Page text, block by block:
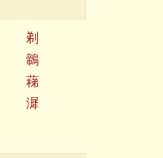
剃
鶙
蕛
漽